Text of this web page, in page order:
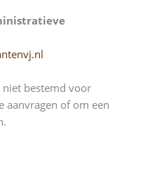
niet bestemd voor
aanvragen of om een